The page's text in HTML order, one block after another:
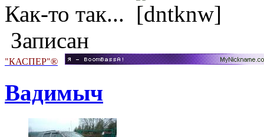
Как-то так...
Записан
"КАСПЕР"®
Вадимыч